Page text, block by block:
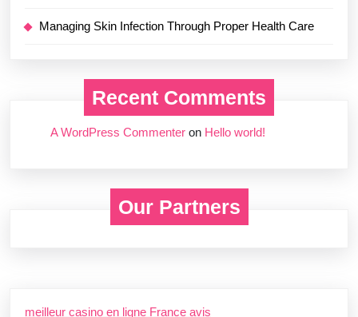
Managing Skin Infection Through Proper Health Care
Recent Comments
A WordPress Commenter on Hello world!
Our Partners
meilleur casino en ligne France avis